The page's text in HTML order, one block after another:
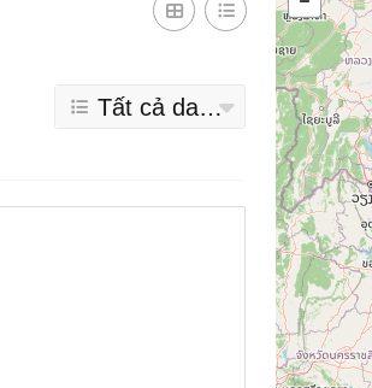
Tất cả danh mục